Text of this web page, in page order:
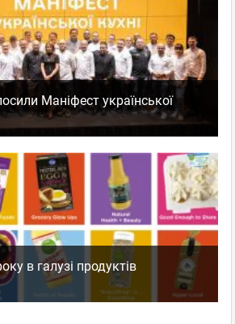
Маніфест української
в галузі продуктів